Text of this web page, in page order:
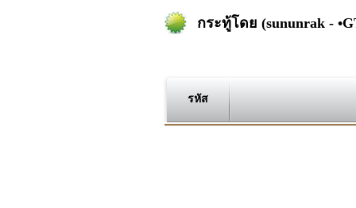
กระทู้โดย (sununrak -
รหัส